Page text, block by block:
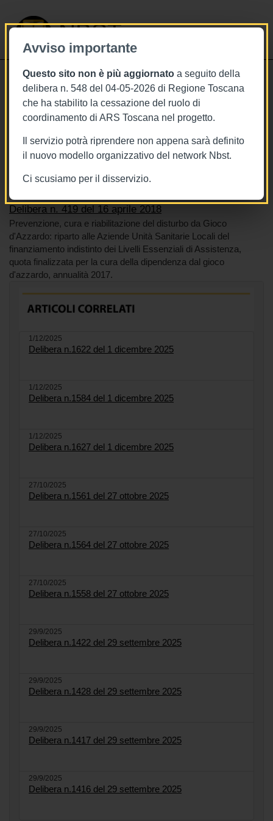
Avviso importante
Questo sito non è più aggiornato a seguito della
delibera n. 548 del 04-05-2026 di Regione Toscana
che ha stabilito la cessazione del ruolo di
coordinamento di ARS Toscana nel progetto.
Il servizio potrà riprendere non appena sarà definito
il nuovo modello organizzativo del network Nbst.
Ci scusiamo per il disservizio.
NBST
16/4/2018
Delibera n. 419 del 16 aprile 2018
Tags BURT Bollettino della regione toscana
Delibera n. 419 del 16 aprile 2018
Prevenzione, cura e riabilitazione del disturbo da Gioco
d'Azzardo: riparto alle Aziende Unità Sanitarie Locali del
finanziamento indistinto dei Livelli Essenziali di Assistenza,
quota finalizzata per la cura della dipendenza dal gioco
d'azzardo, annualità 2017.
1/12/2025
Delibera n.1622 del 1 dicembre 2025
1/12/2025
Delibera n.1584 del 1 dicembre 2025
1/12/2025
Delibera n.1627 del 1 dicembre 2025
27/10/2025
Delibera n.1561 del 27 ottobre 2025
27/10/2025
Delibera n.1564 del 27 ottobre 2025
27/10/2025
Delibera n.1558 del 27 ottobre 2025
29/9/2025
Delibera n.1422 del 29 settembre 2025
29/9/2025
Delibera n.1428 del 29 settembre 2025
29/9/2025
Delibera n.1417 del 29 settembre 2025
29/9/2025
Delibera n.1416 del 29 settembre 2025